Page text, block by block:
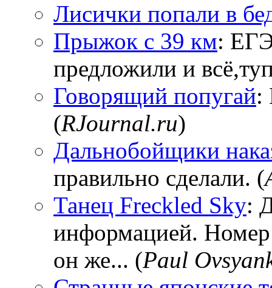
Лисички попали в
Прыжок с 39 км:
предложили и
Говорящий попугай:
(RJournal.ru)
Дальнобойщики
правильно сделали. (
Танец Freckled Sky:
информацией.
он же... (Paul